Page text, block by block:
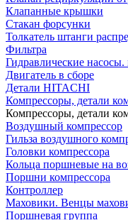
Клапанные крышки
Стакан форсунки
Толкатель штанги
Фильтра
Гидравлические
Двигатель в сборе
Детали HITACHI
Компрессоры, детали
Компрессоры, детали
Воздушный компрессор
Гильза воздушного
Головки компрессора
Кольца поршневые на
Поршни компрессора
Контроллер
Маховики. Венцы
Поршневая группа